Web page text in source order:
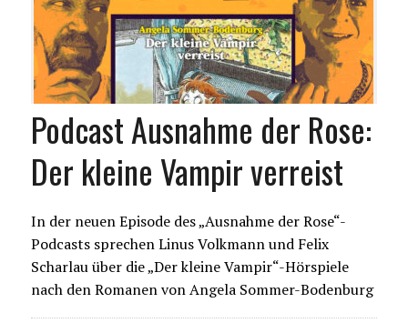
Podcast Ausnahme der Rose:
Der kleine Vampir verreist
In der neuen Episode des „Ausnahme der Rose“-
Podcasts sprechen Linus Volkmann und Felix
Scharlau über die „Der kleine Vampir“-Hörspiele
nach den Romanen von Angela Sommer-Bodenburg